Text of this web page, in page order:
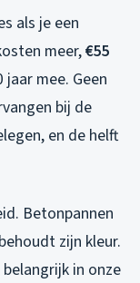
als je een
meer,€55
mee. Geen
bij de
en de helft
Betonpannen
zijn kleur.
in onze